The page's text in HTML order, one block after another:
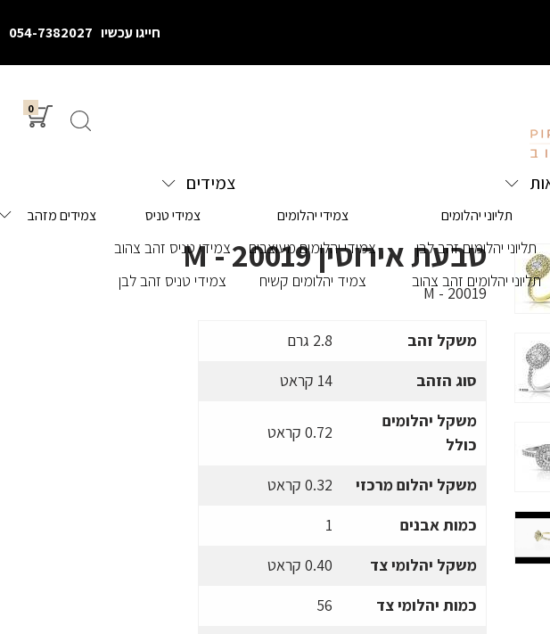
חייגו עכשיו 054-7382027
0
תליוני יהלומים
תליוני יהלומים זהב לבן
תליוני יהלומים זהב צהוב
צמידים
צמידי יהלומים
צמידי יהלומים מעוצבים
צמיד יהלומים קשיח
צמידי טניס
צמידי טניס זהב צהוב
צמידי טניס זהב לבן
צמידים מזהב
טבעת אירוסין M - 20019
M - 20019
משקל זהב
2.8 גרם
סוג הזהב
14 קראט
משקל יהלומים
כולל
0.72 קראט
משקל יהלום מרכזי
0.32 קראט
כמות אבנים
1
משקל יהלומי צד
0.40 קראט
כמות יהלומי צד
56